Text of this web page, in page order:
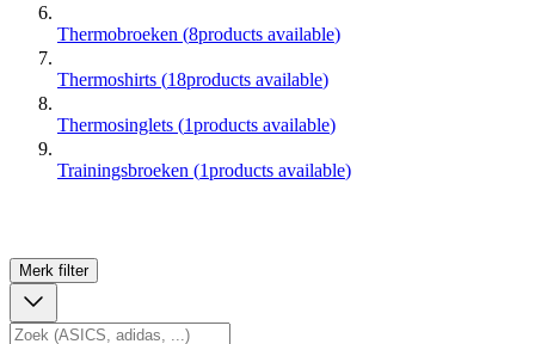
Thermobroeken (8products available)
Thermoshirts (18products available)
Thermosinglets (1products available)
Trainingsbroeken (1products available)
Merk filter